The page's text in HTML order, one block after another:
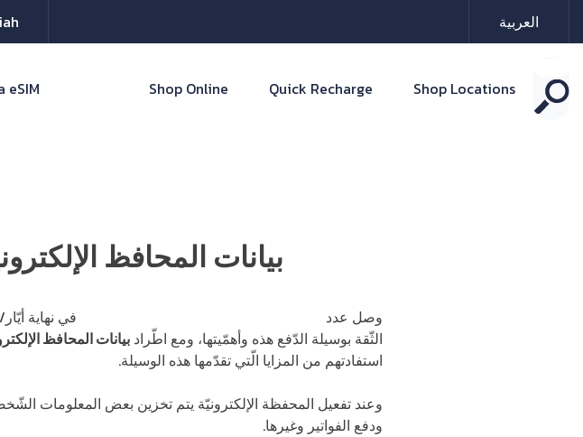
العربية
eSIM Shop Online Quick Recharge Shop Locations
بيانات المحافظ
وصل عدد
الثّقة بوسيلة الدّفع هذه وأهمّيتها، ومع اطّراد بيانات المحافظ
استفادتهم من المزايا الّتي تقدّمها هذه الوسيلة.
وعند تفعيل المحفظة الإلكترونيّة يتم تخزين بعض المعلومات
ودفع الفواتير وغيرها.